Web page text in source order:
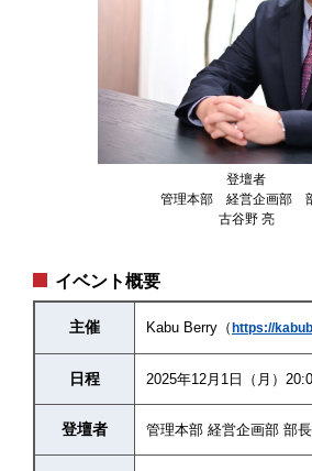
登壇者
管理本部 経営企画部
古谷野 亮
イベント概要
主催 Kabu Berry（ https://
日程 2025年12月1日（月）
登壇者 管理本部 経営企画部 部